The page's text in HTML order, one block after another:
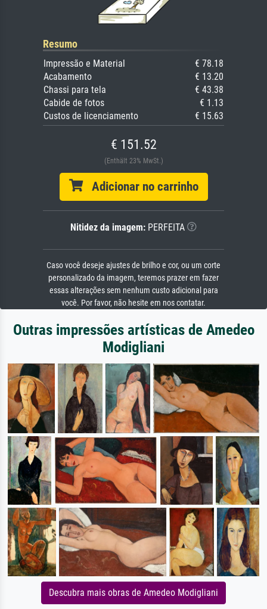
Resumo
Impressão e Material
€ 78.18
Acabamento
€ 13.20
Chassi para tela
€ 43.38
Cabide de fotos
€ 1.13
Custos de licenciamento
€ 15.63
€ 151.52
(Enthält 23% MwSt.)
Adicionar no carrinho
Nitidez da imagem: PERFEITA
Caso você deseje ajustes de brilho e cor, ou um corte
personalizado da imagem, teremos prazer em fazer
essas alterações sem nenhum custo adicional para
você. Por favor, não hesite em nos contatar.
Outras impressões artísticas de Amedeo
Modigliani
Descubra mais obras de Amedeo Modigliani